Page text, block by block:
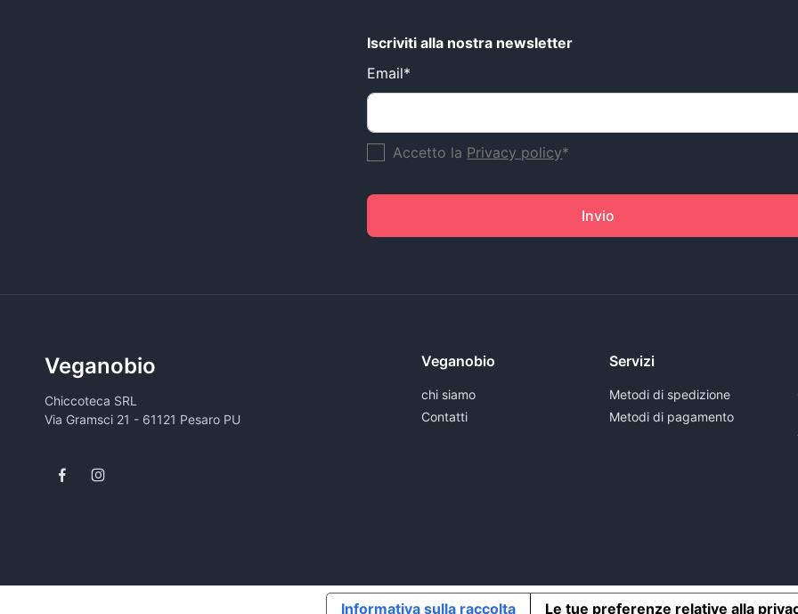
Iscriviti alla nostra newsletter
Email*
Accetto la Privacy policy*
Invio
Veganobio
Chiccoteca SRL
Via Gramsci 21 - 61121 Pesaro PU
Veganobio
chi siamo
Contatti
Servizi
Metodi di spedizione
Metodi di pagamento
Informativa sulla raccolta Le tue preferenze relative alla